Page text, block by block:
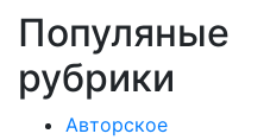
Популяные
рубрики
Авторское